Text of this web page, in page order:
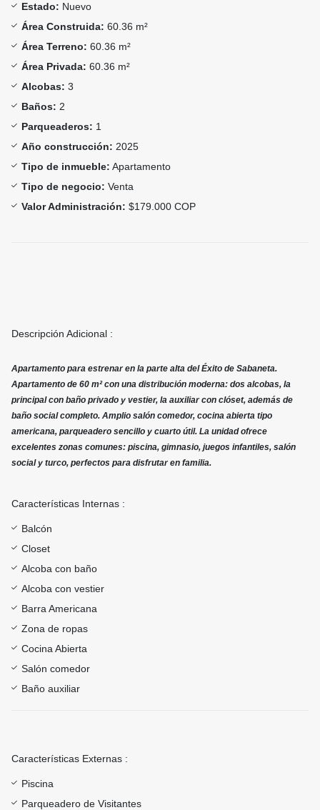
Estado: Nuevo
Área Construida: 60.36 m²
Área Terreno: 60.36 m²
Área Privada: 60.36 m²
Alcobas: 3
Baños: 2
Parqueaderos: 1
Año construcción: 2025
Tipo de inmueble: Apartamento
Tipo de negocio: Venta
Valor Administración: $179.000 COP
Descripción Adicional :
Apartamento para estrenar en la parte alta del Éxito de Sabaneta.
Apartamento de 60 m² con una distribución moderna: dos alcobas, la
principal con baño privado y vestier, la auxiliar con clóset, además de
baño social completo. Amplio salón comedor, cocina abierta tipo
americana, parqueadero sencillo y cuarto útil. La unidad ofrece
excelentes zonas comunes: piscina, gimnasio, juegos infantiles, salón
social y turco, perfectos para disfrutar en familia.
Características Internas :
Balcón
Closet
Alcoba con baño
Alcoba con vestier
Barra Americana
Zona de ropas
Cocina Abierta
Salón comedor
Baño auxiliar
Características Externas :
Piscina
Parqueadero de Visitantes